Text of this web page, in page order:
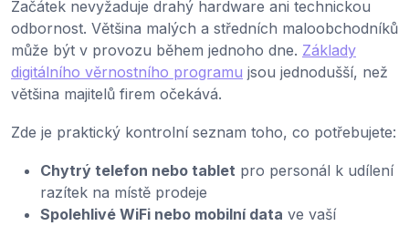
Začátek nevyžaduje drahý hardware ani technickou
odbornost. Většina malých a středních maloobchodníků
může být v provozu během jednoho dne. Základy
digitálního věrnostního programu jsou jednodušší, než
většina majitelů firem očekává.
Zde je praktický kontrolní seznam toho, co potřebujete:
Chytrý telefon nebo tablet pro personál k udílení
razítek na místě prodeje
Spolehlivé WiFi nebo mobilní data ve vaší